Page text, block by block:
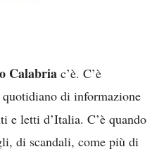
Calabria c’è. C’è
quotidiano di informazione
e letti d’Italia. C’è quando
di scandali, come più di